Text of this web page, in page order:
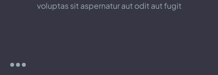
voluptas sit aspernatur aut odit aut fugit